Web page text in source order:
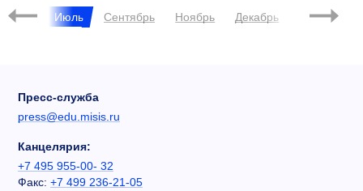
Июнь Июль Сентябрь Ноябрь Декабрь
Пресс-служба
press@edu.misis.ru
Канцелярия:
+7 495 955-00- 32
Факс: +7 499 236-21-05